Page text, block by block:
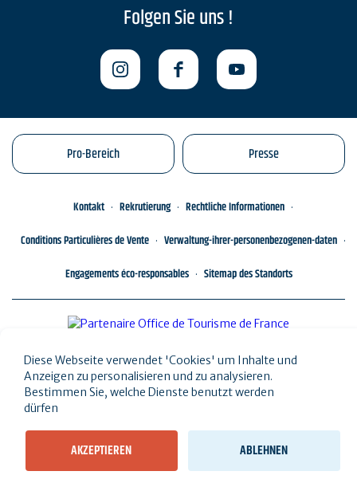
Folgen Sie uns !
Pro-Bereich Presse
Kontakt Rekrutierung
Rechtliche Informationen
Conditions Particulières de Vente
Verwaltung-ihrer-personenbezogenen-daten
Engagements éco-responsables
Sitemap des Standorts
Diese Webseite verwendet 'Cookies' um Inhalte und
Anzeigen zu personalisieren und zu analysieren.
Bestimmen Sie, welche Dienste benutzt werden
dürfen
AKZEPTIEREN ABLEHNEN